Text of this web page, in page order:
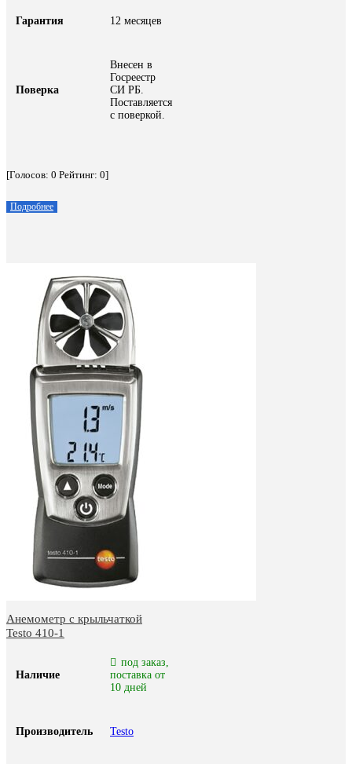
Гарантия 12 месяцев
Поверка
Внесен в
Госреестр
СИ РБ.
Поставляется
с поверкой.
[Голосов: 0 Рейтинг: 0]
Подробнее
Анемометр с крыльчаткой
Testo 410-1
Наличие
под заказ,
поставка от
10 дней
Производитель Testo